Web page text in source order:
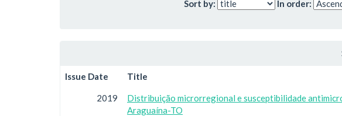
Sort by: In order:
Issue Date Title
2019
Distribuição microrregional e susceptibilidade
Araguaína-TO